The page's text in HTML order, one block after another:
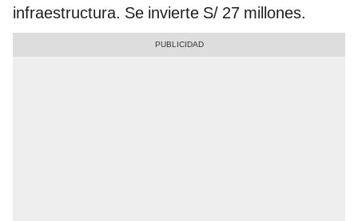
infraestructura. Se invierte S/ 27 millones.